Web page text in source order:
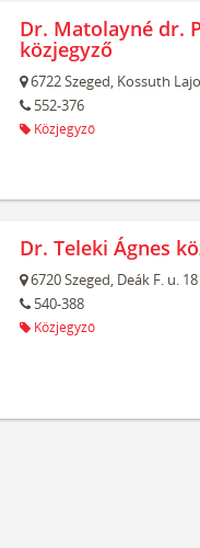
Dr. Matolayné dr.
közjegyző
6722Szeged, Kossuth
552-376
Közjegyző
Dr. Teleki Ágnes
6720Szeged, Deák F. u. 18
540-388
Közjegyző